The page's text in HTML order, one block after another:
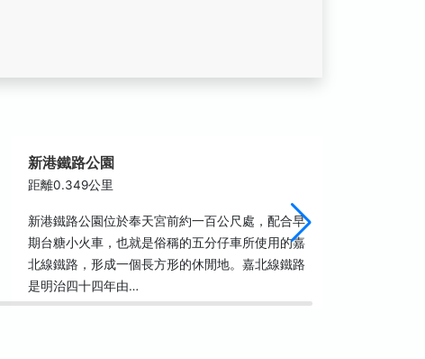
新港鐵路公園
距離0.349公里
新港鐵路公園位於奉天宮前約一百公尺處，配合早
期台糖小火車，也就是俗稱的五分仔車所使用的嘉
北線鐵路，形成一個長方形的休閒地。嘉北線鐵路
是明治四十四年由…